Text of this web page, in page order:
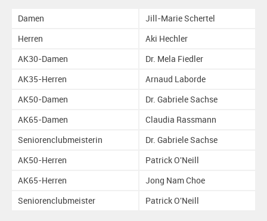
Damen
Jill-Marie Schertel
Herren
Aki Hechler
AK30-Damen
Dr. Mela Fiedler
AK35-Herren
Arnaud Laborde
AK50-Damen
Dr. Gabriele Sachse
AK65-Damen
Claudia Rassmann
Seniorenclubmeisterin
Dr. Gabriele Sachse
AK50-Herren
Patrick O'Neill
AK65-Herren
Jong Nam Choe
Seniorenclubmeister
Patrick O'Neill